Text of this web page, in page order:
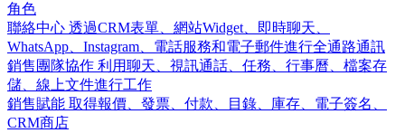
角色
聯絡中心 透過CRM表單、網站Widget、即時聊天、
WhatsApp、Instagram、電話服務和電子郵件進行全通路通訊
銷售團隊協作 利用聊天、視訊通話、任務、行事曆、檔案存
儲、線上文件進行工作
銷售賦能 取得報價、發票、付款、目錄、庫存、電子簽名、
CRM商店